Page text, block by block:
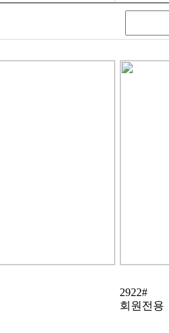
2922#
회원전용